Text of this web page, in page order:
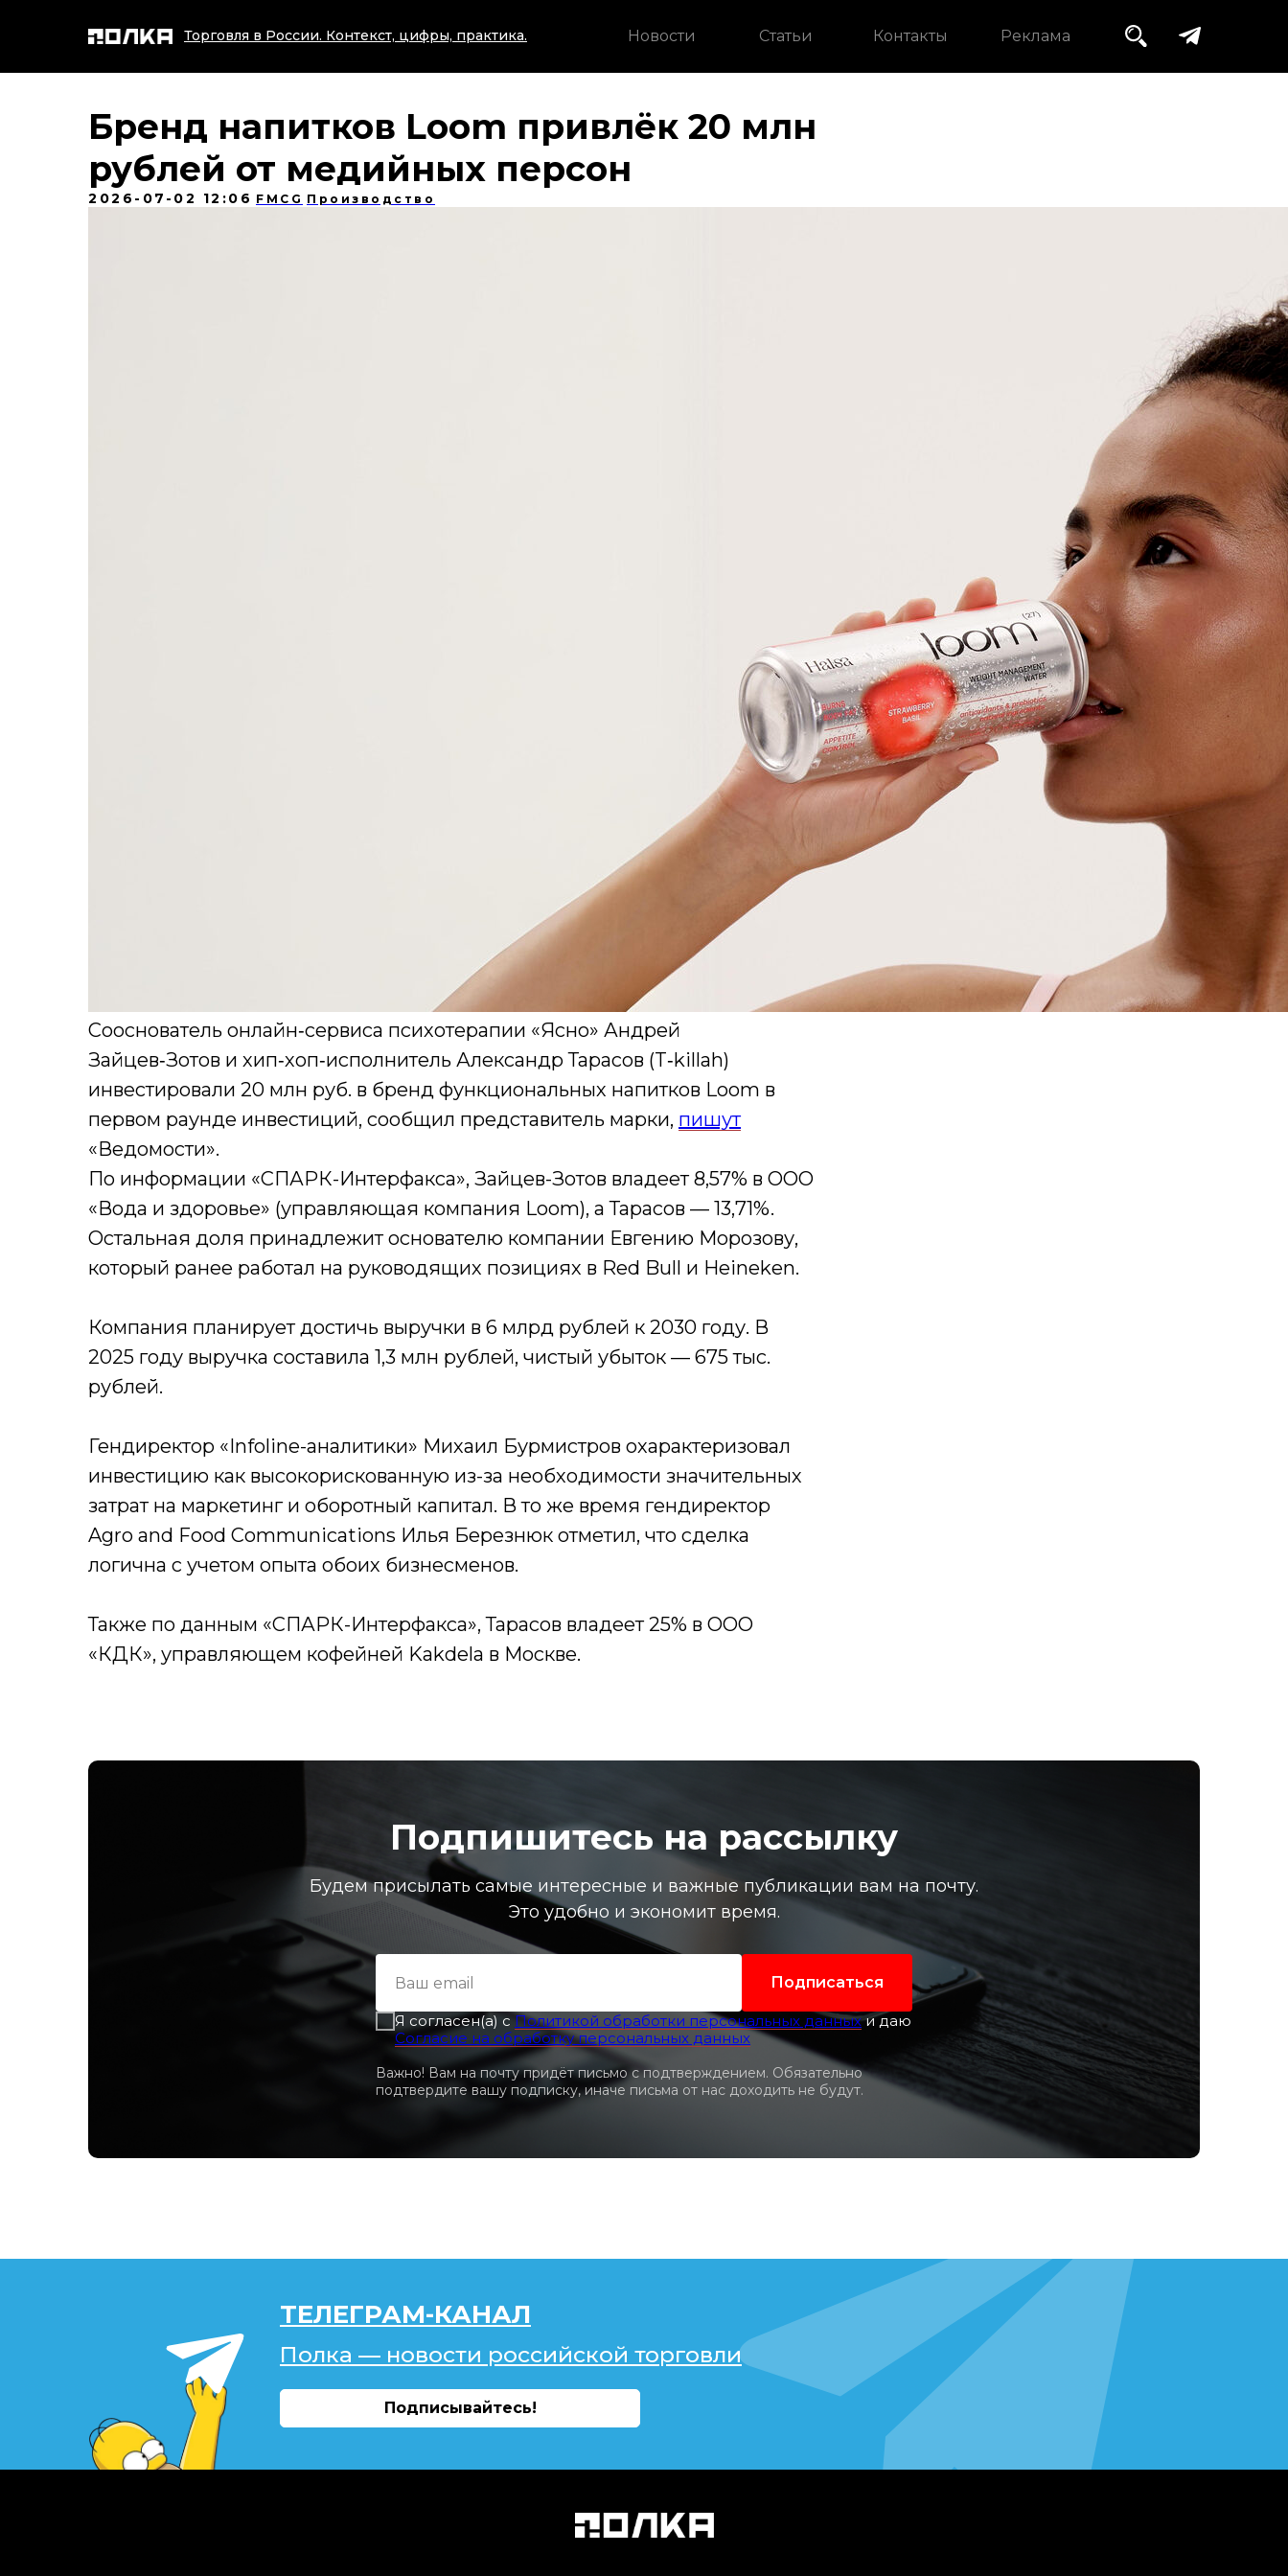
Новости Контакты
Статьи Реклама
Торговля в России. Контекст, цифры, практика.
Бренд напитков Loom привлёк 20 млн
рублей от медийных персон
2026-07-02 12:06 FMCG Производство
Сооснователь онлайн‑сервиса психотерапии «Ясно» Андрей
Зайцев‑Зотов и хип‑хоп‑исполнитель Александр Тарасов (T‑killah)
инвестировали 20 млн руб. в бренд функциональных напитков Loom в
первом раунде инвестиций, сообщил представитель марки, пишут
«Ведомости».
По информации «СПАРК-Интерфакса», Зайцев-Зотов владеет 8,57% в ООО
«Вода и здоровье» (управляющая компания Loom), а Тарасов — 13,71%.
Остальная доля принадлежит основателю компании Евгению Морозову,
который ранее работал на руководящих позициях в Red Bull и Heineken.
Компания планирует достичь выручки в 6 млрд рублей к 2030 году. В
2025 году выручка составила 1,3 млн рублей, чистый убыток — 675 тыс.
рублей.
Гендиректор «Infoline-аналитики» Михаил Бурмистров охарактеризовал
инвестицию как высокорискованную из-за необходимости значительных
затрат на маркетинг и оборотный капитал. В то же время гендиректор
Agro and Food Communications Илья Березнюк отметил, что сделка
логична с учетом опыта обоих бизнесменов.
Также по данным «СПАРК-Интерфакса», Тарасов владеет 25% в ООО
«КДК», управляющем кофейней Kakdela в Москве.
Подпишитесь на рассылку
Будем присылать самые интересные и важные публикации вам на почту.
Это удобно и экономит время.
Я согласен(а) с Политикой обработки персональных данныхи даю
Согласие на обработку персональных данных
Важно! Вам на почту придёт письмо с подтверждением. Обязательно
подтвердите вашу подписку, иначе письма от нас доходить не будут.
Подписаться
ТЕЛЕГРАМ-КАНАЛ
Полка — новости российской торговли
Подписывайтесь!